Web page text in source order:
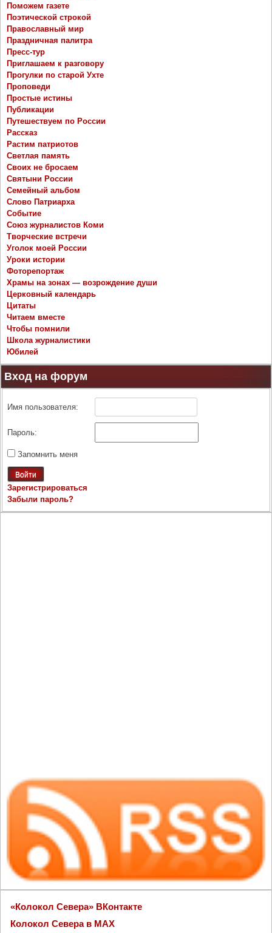
Поможем газете
Поэтической строкой
Православный мир
Праздничная палитра
Пресс-тур
Приглашаем к разговору
Прогулки по старой Ухте
Проповеди
Простые истины
Публикации
Путешествуем по России
Рассказ
Растим патриотов
Светлая память
Своих не бросаем
Святыни России
Семейный альбом
Слово Патриарха
Событие
Союз журналистов Коми
Творческие встречи
Уголок моей России
Уроки истории
Фоторепортаж
Храмы на зонах — возрождение души
Церковный календарь
Цитаты
Читаем вместе
Чтобы помнили
Школа журналистики
Юбилей
Вход на форум
Имя пользователя:
Пароль:
Запомнить меня
Войти
Зарегистрироваться
Забыли пароль?
«Колокол Севера» ВКонтакте
Колокол Севера в MAX